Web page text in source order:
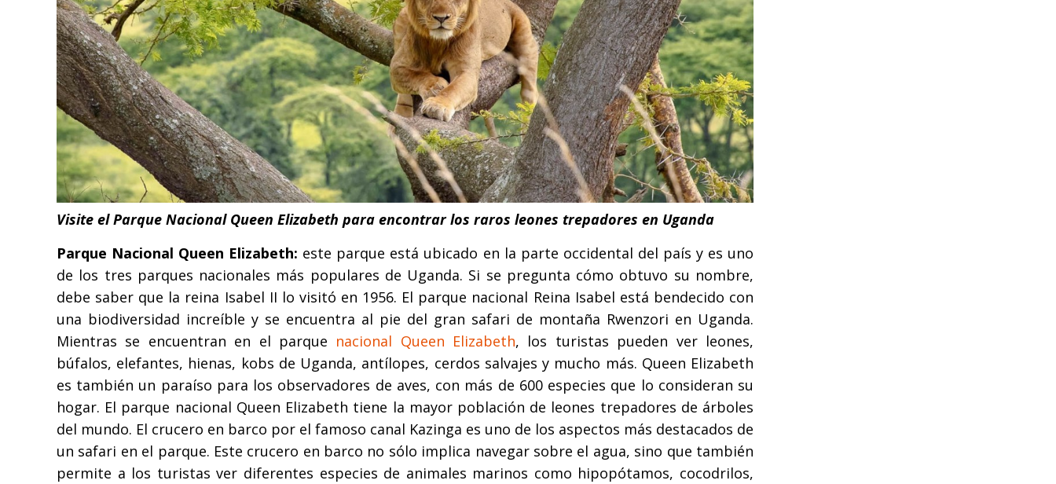
Visite el Parque Nacional Queen Elizabeth para encontrar los raros leones trepadores en Uganda
Parque Nacional Queen Elizabeth: este parque está ubicado en la parte occidental del país y es uno
de los tres parques nacionales más populares de Uganda. Si se pregunta cómo obtuvo su nombre,
debe saber que la reina Isabel II lo visitó en 1956. El parque nacional Reina Isabel está bendecido con
una biodiversidad increíble y se encuentra al pie del gran safari de montaña Rwenzori en Uganda.
Mientras se encuentran en el parque nacional Queen Elizabeth, los turistas pueden ver leones,
búfalos, elefantes, hienas, kobs de Uganda, antílopes, cerdos salvajes y mucho más. Queen Elizabeth
es también un paraíso para los observadores de aves, con más de 600 especies que lo consideran su
hogar. El parque nacional Queen Elizabeth tiene la mayor población de leones trepadores de árboles
del mundo. El crucero en barco por el famoso canal Kazinga es uno de los aspectos más destacados de
un safari en el parque. Este crucero en barco no sólo implica navegar sobre el agua, sino que también
permite a los turistas ver diferentes especies de animales marinos como hipopótamos, cocodrilos,